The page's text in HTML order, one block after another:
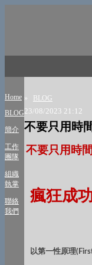
Home
BLOG
簡介
工作
團隊
組織
執掌
聯絡
我們
» BLOG
23/08/2023 21:12
不要只用時
不要只用時
瘋狂成
以第一性原理